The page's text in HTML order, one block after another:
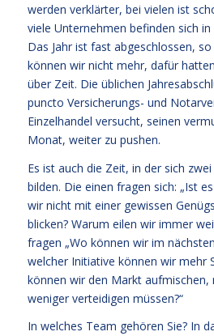
werden verklärter, bei vielen ist
viele Unternehmen befinden sich
Das Jahr ist fast abgeschlossen,
können wir nicht mehr, dafür
über Zeit. Die üblichen
puncto Versicherungs- und
Einzelhandel versucht, seinen
Monat, weiter zu pushen.
Es ist auch die Zeit, in der sich
bilden. Die einen fragen sich: „Ist
wir nicht mit einer gewissen
blicken? Warum eilen wir immer
fragen „Wo können wir im
welcher Initiative können wir mehr
können wir den Markt aufmischen,
weniger verteidigen müssen?“
In welches Team gehören Sie? In